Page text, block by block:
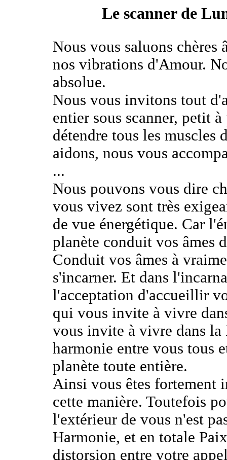
Le scanner de
Nous vous saluons chères
nos vibrations d'Amour.
absolue.
Nous vous invitons tout
entier sous scanner, petit
détendre tous les muscles
aidons, nous vous
...
Nous pouvons vous dire
vous vivez sont très
de vue énergétique. Car
planète conduit vos âmes
Conduit vos âmes à
s'incarner. Et dans
l'acceptation d'accueillir
qui vous invite à vivre
vous invite à vivre dans
harmonie entre vous tous
planète toute entière.
Ainsi vous êtes fortement
cette manière. Toutefois
l'extérieur de vous n'est
Harmonie, et en totale
distorsion entre votre